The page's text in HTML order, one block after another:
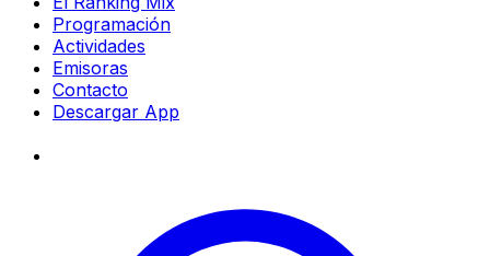
Programación
Actividades
Emisoras
Contacto
Descargar App